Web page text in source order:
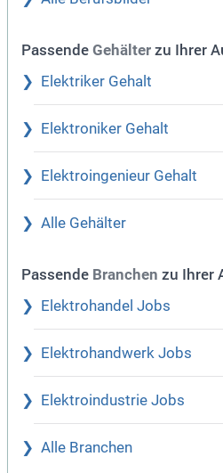
Passende Gehälter zu Ihrer
Elektriker Gehalt
Elektroniker Gehalt
Elektroingenieur Gehalt
Alle Gehälter
Passende Branchen zu Ihrer
Elektrohandel Jobs
Elektrohandwerk Jobs
Elektroindustrie Jobs
Alle Branchen